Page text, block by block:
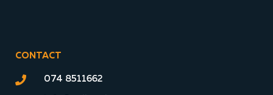
CONTACT
074 8511662